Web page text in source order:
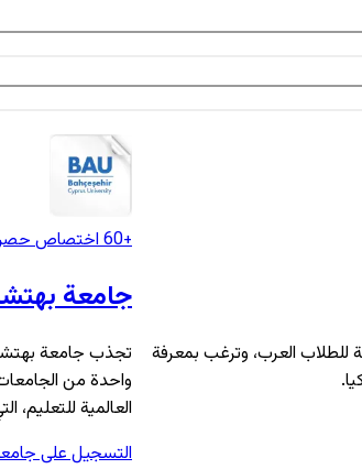
العرب، وترغب بمعرفة
+60 اختصاص
جامعة
تجذب جامعة
واحدة من
العالمية للتعليم،
التسجيل على